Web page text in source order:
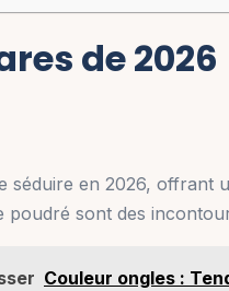
de 2026
séduire en 2026, offrant
poudré sont des
Couleur ongles :